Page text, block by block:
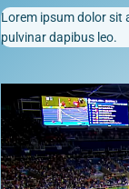
Lorem ipsum dolor sit
pulvinar dapibus leo.